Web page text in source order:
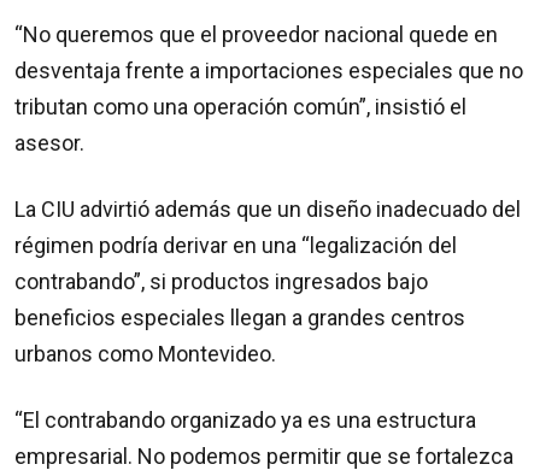
“No queremos que el proveedor nacional quede en
desventaja frente a importaciones especiales que no
tributan como una operación común”, insistió el
asesor.
La CIU advirtió además que un diseño inadecuado del
régimen podría derivar en una “legalización del
contrabando”, si productos ingresados bajo
beneficios especiales llegan a grandes centros
urbanos como Montevideo.
“El contrabando organizado ya es una estructura
empresarial. No podemos permitir que se fortalezca